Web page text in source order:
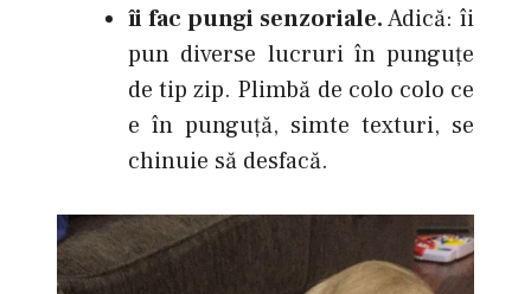
îi fac pungi senzoriale.Adică: îi
pun diverse lucruri în punguţe
de tip zip. Plimbă de colo colo ce
e în punguţă, simte texturi, se
chinuie să desfacă.